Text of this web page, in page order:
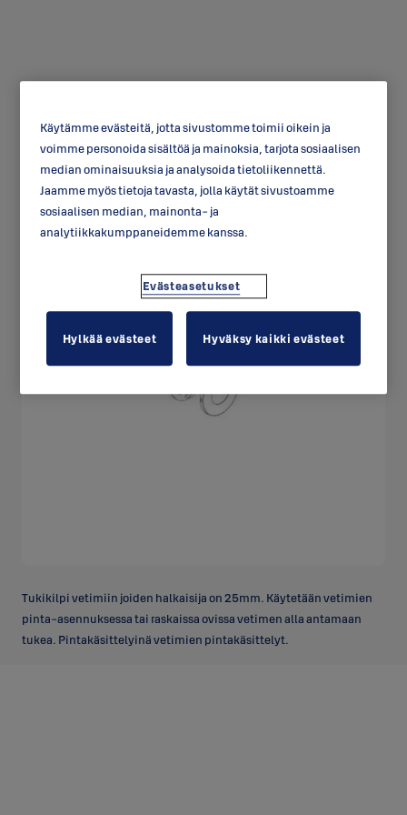
Tukikilpi DP040
Tukikilpi vetimiin joiden halkaisija on 25mm. Käytetään vetimien
pinta-asennuksessa tai raskaissa ovissa vetimen alla antamaan
tukea. Pintakäsittelyinä vetimien pintakäsittelyt.
Käytämme evästeitä, jotta sivustomme toimii oikein ja
voimme personoida sisältöä ja mainoksia, tarjota sosiaalisen
median ominaisuuksia ja analysoida tietoliikennettä.
Jaamme myös tietoja tavasta, jolla käytät sivustoamme
sosiaalisen median, mainonta- ja
analytiikkakumppaneidemme kanssa.
Evästeasetukset
Hylkää evästeet Hyväksy kaikki evästeet